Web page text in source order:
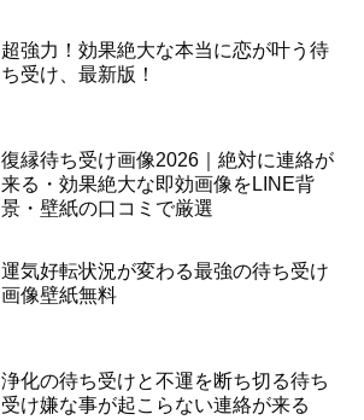
超強力！効果絶大な本当に恋が叶う待
ち受け、最新版！
復縁待ち受け画像2026｜絶対に連絡が
来る・効果絶大な即効画像をLINE背
景・壁紙の口コミで厳選
運気好転状況が変わる最強の待ち受け
画像壁紙無料
浄化の待ち受けと不運を断ち切る待ち
受け嫌な事が起こらない連絡が来る